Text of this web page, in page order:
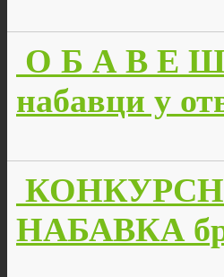
О Б А В Е Ш
набавци у
НАБАВКА